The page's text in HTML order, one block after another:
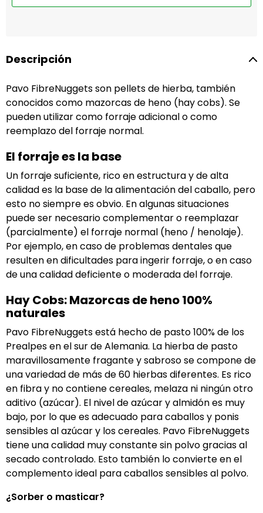
Descripción
Pavo FibreNuggets son pellets de hierba, también
conocidos como mazorcas de heno (hay cobs). Se
pueden utilizar como forraje adicional o como
reemplazo del forraje normal.
El forraje es la base
Un forraje suficiente, rico en estructura y de alta
calidad es la base de la alimentación del caballo, pero
esto no siempre es obvio. En algunas situaciones
puede ser necesario complementar o reemplazar
(parcialmente) el forraje normal (heno / henolaje).
Por ejemplo, en caso de problemas dentales que
resulten en dificultades para ingerir forraje, o en caso
de una calidad deficiente o moderada del forraje.
Hay Cobs: Mazorcas de heno 100%
naturales
Pavo FibreNuggets está hecho de pasto 100% de los
Prealpes en el sur de Alemania. La hierba de pasto
maravillosamente fragante y sabroso se compone de
una variedad de más de 60 hierbas diferentes. Es rico
en fibra y no contiene cereales, melaza ni ningún otro
aditivo (azúcar). El nivel de azúcar y almidón es muy
bajo, por lo que es adecuado para caballos y ponis
sensibles al azúcar y los cereales. Pavo FibreNuggets
tiene una calidad muy constante sin polvo gracias al
secado controlado. Esto también lo convierte en el
complemento ideal para caballos sensibles al polvo.
¿Sorber o masticar?